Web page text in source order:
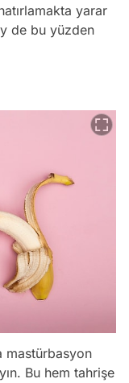
yarar
de bu yüzden
mastürbasyon
Bu hem tahrişe